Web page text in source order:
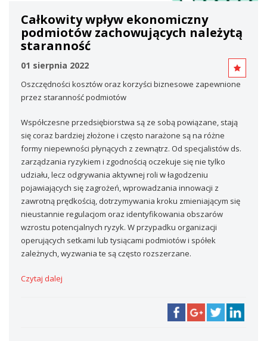
Całkowity wpływ ekonomiczny
podmiotów zachowujących należytą
staranność
01 sierpnia 2022
Oszczędności kosztów oraz korzyści biznesowe zapewnione
przez staranność podmiotów
Współczesne przedsiębiorstwa są ze sobą powiązane, stają
się coraz bardziej złożone i często narażone są na różne
formy niepewności płynących z zewnątrz. Od specjalistów ds.
zarządzania ryzykiem i zgodnością oczekuje się nie tylko
udziału, lecz odgrywania aktywnej roli w łagodzeniu
pojawiających się zagrożeń, wprowadzania innowacji z
zawrotną prędkością, dotrzymywania kroku zmieniającym się
nieustannie regulacjom oraz identyfikowania obszarów
wzrostu potencjalnych ryzyk. W przypadku organizacji
operujących setkami lub tysiącami podmiotów i spółek
zależnych, wyzwania te są często rozszerzane.
Czytaj dalej